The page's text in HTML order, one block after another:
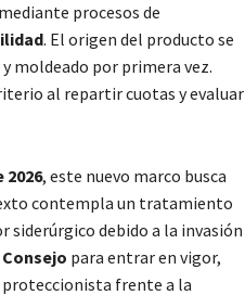
procesos de
. El origen del producto se
moldeado por primera vez.
al repartir cuotas y evaluar
2026, este nuevo marco busca
contempla un tratamiento
siderúrgico debido a la invasión
Consejo para entrar en vigor,
proteccionista frente a la